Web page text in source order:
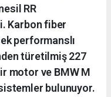
RR
Karbon fiber
performanslı
türetilmiş 227
motor ve BMW M
bulunuyor.